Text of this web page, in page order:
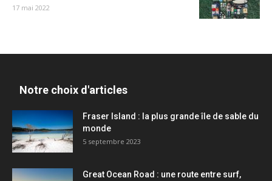
17 mai 2022
Notre choix d'articles
Fraser Island : la plus grande île de sable du
monde
5 septembre 2023
Great Ocean Road : une route entre surf,